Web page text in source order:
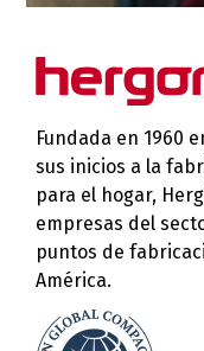
Fundada en 1960
sus inicios a la
para el hogar,
empresas del
puntos de
América.